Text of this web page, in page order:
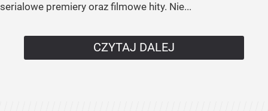
serialowe premiery oraz filmowe hity. Nie...
CZYTAJ DALEJ